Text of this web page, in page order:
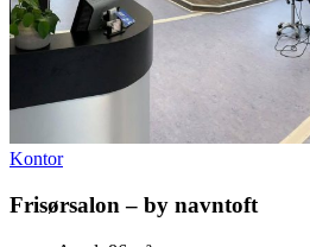
Kontor
Frisørsalon – by navntoft